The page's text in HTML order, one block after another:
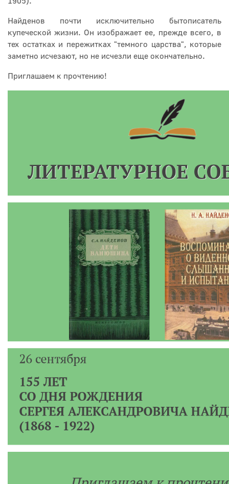
Найденов почти исключительно бытописатель
купеческой жизни. Он изображает ее, прежде всего, в
тех остатках и пережитках "темного царства", которые
заметно исчезают, но не исчезли еще окончательно.
Приглашаем к прочтению!